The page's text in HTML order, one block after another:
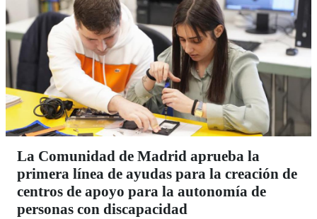
La Comunidad de Madrid aprueba la
primera línea de ayudas para la creación de
centros de apoyo para la autonomía de
personas con discapacidad